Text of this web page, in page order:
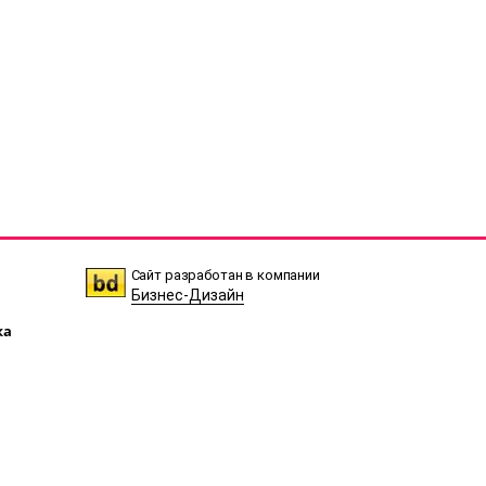
Сайт разработан в компании
Бизнес-Дизайн